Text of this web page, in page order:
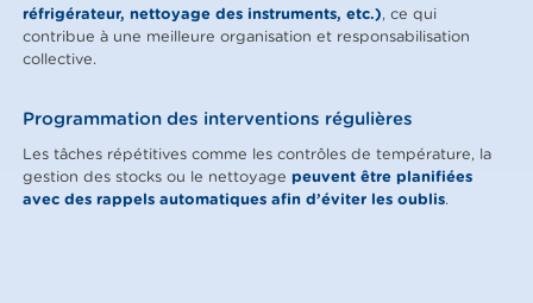
réfrigérateur, nettoyage des instruments, etc.), ce qui
contribue à une meilleure organisation et responsabilisation
collective.
Programmation des interventions régulières
Les tâches répétitives comme les contrôles de température, la
gestion des stocks ou le nettoyagepeuvent être planifiées
avec des rappels automatiques afin d’éviter les oublis.